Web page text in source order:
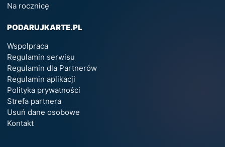
Na rocznicę
PODARUJKARTE.PL
Wspolpraca
Regulamin serwisu
Regulamin dla Partnerów
Regulamin aplikacji
Polityka prywatności
Strefa partnera
Usuń dane osobowe
Kontakt